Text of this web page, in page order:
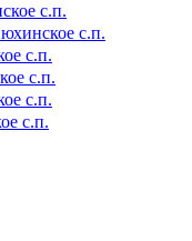
с.п.
с.п.
с.п.
с.п.
с.п.
с.п.